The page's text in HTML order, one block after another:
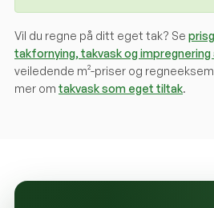
Vil du regne på ditt eget tak? Se
takfornying, takvask og impregnering
veiledende m²-priser og
mer om takvask som eget tiltak.